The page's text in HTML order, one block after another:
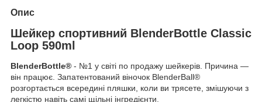
Опис
Шейкер спортивний BlenderBottle Classic
Loop 590ml
BlenderBottle® - №1 у світі по продажу шейкерів. Причина —
він працює. Запатентований віночок BlenderBall®
розгортається всередині пляшки, коли ви трясете, змішуючи з
легкістю навіть самі щільні інгредієнти.